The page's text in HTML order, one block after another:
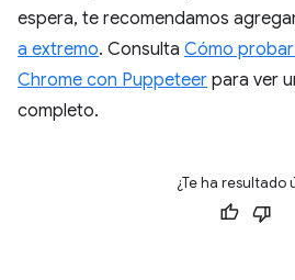
espera, te recomendamos
a extremo. Consulta Cómo
Chrome con Puppeteer para ver
completo.
¿Te ha resultado